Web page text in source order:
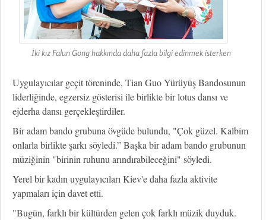
İki kız Falun Gong hakkında daha fazla bilgi edinmek isterken
Uygulayıcılar geçit töreninde, Tian Guo Yürüyüş Bandosunun
liderliğinde, egzersiz gösterisi ile birlikte bir lotus dansı ve
ejderha dansı gerçekleştirdiler.
Bir adam bando grubuna övgüde bulundu, "Çok güzel. Kalbim
onlarla birlikte şarkı söyledi.” Başka bir adam bando grubunun
müziğinin "birinin ruhunu arındırabileceğini" söyledi.
Yerel bir kadın uygulayıcıları Kiev'e daha fazla aktivite
yapmaları için davet etti.
"Bugün, farklı bir kültürden gelen çok farklı müzik duyduk.